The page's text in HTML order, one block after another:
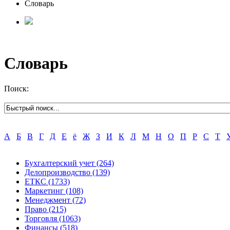
Словарь
Словарь
Поиск:
А Б В Г Д Е ё Ж З И К Л М Н О П Р С Т
Бухгалтерский учет (264)
Делопроизводство (139)
ЕТКС (1733)
Маркетинг (108)
Менеджмент (72)
Право (215)
Торговля (1063)
Финансы (518)